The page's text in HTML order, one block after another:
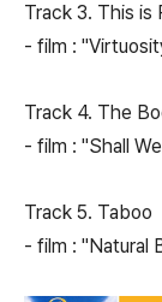
Track 3. This is
- film :
Track 4. The
- film : "Shall
Track 5. Taboo
- film : "Natural